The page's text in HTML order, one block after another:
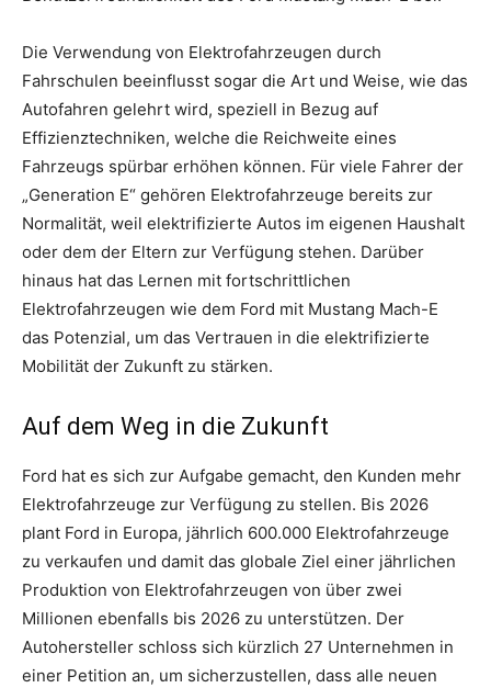
Die Verwendung von Elektrofahrzeugen durch
Fahrschulen beeinflusst sogar die Art und Weise, wie das
Autofahren gelehrt wird, speziell in Bezug auf
Effizienztechniken, welche die Reichweite eines
Fahrzeugs spürbar erhöhen können. Für viele Fahrer der
„Generation E“ gehören Elektrofahrzeuge bereits zur
Normalität, weil elektrifizierte Autos im eigenen Haushalt
oder dem der Eltern zur Verfügung stehen. Darüber
hinaus hat das Lernen mit fortschrittlichen
Elektrofahrzeugen wie dem Ford mit Mustang Mach-E
das Potenzial, um das Vertrauen in die elektrifizierte
Mobilität der Zukunft zu stärken.
Auf dem Weg in die Zukunft
Ford hat es sich zur Aufgabe gemacht, den Kunden mehr
Elektrofahrzeuge zur Verfügung zu stellen. Bis 2026
plant Ford in Europa, jährlich 600.000 Elektrofahrzeuge
zu verkaufen und damit das globale Ziel einer jährlichen
Produktion von Elektrofahrzeugen von über zwei
Millionen ebenfalls bis 2026 zu unterstützen. Der
Autohersteller schloss sich kürzlich 27 Unternehmen in
einer Petition an, um sicherzustellen, dass alle neuen